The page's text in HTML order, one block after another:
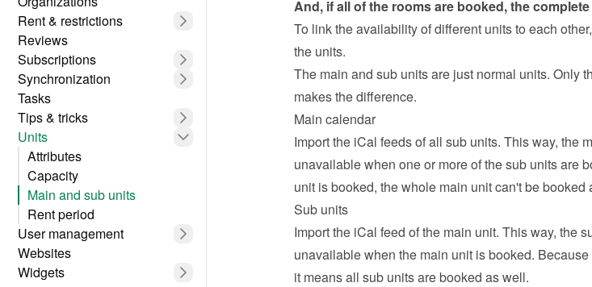
Rent & restrictions
Reviews
Subscriptions
Synchronization
Tasks
Tips & tricks
Units
Attributes
Capacity
Main and sub units
Rent period
User management
Websites
Widgets
And, if all of the rooms are booked, the
To link the availability of different units to each
the units.
The main and sub units are just normal units. Only
makes the difference.
Main calendar
Import the iCal feeds of all sub units. This way, the
unavailable when one or more of the sub units are
unit is booked, the whole main unit can't be booked
Sub units
Import the iCal feed of the main unit. This way, the
unavailable when the main unit is booked.
it means all sub units are booked as well.